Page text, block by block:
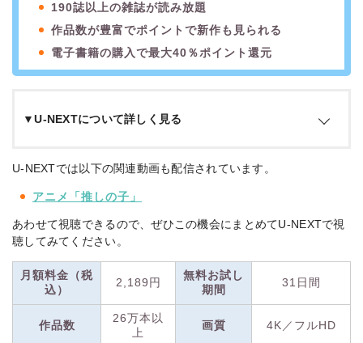
190誌以上の雑誌が読み放題
作品数が豊富でポイントで新作も見られる
電子書籍の購入で最大40％ポイント還元
▼U-NEXTについて詳しく見る
U-NEXTは、作品数が国内最大級の26万本以上を誇る動画配信
マンガもまとめて楽しめるのが特徴。
配信タイトルは見放題作品に加え、新作映画も有料レンタルで
聴でき、マンガや映画チケットの購入にも利用可能。
は、31日間の無料トライアルを実施中！
の動画見放題に加え、190誌以上の雑誌も読み放題のお得なキ
U-NEXTでは以下の関連動画も配信されています。
アニメ「推しの子」
あわせて視聴できるので、ぜひこの機会にまとめてU-NEXTで視
聴してみてください。
月額料金（税
込）
2,189円
無料お試し
期間
31日間
作品数
26万本以
上
画質 4K／フルHD